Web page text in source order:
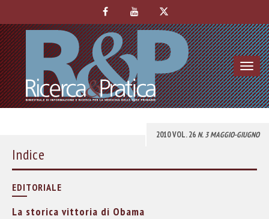
2010 VOL. 26N. 3 MAGGIO-GIUGNO
Indice
EDITORIALE
La storica vittoria di Obama